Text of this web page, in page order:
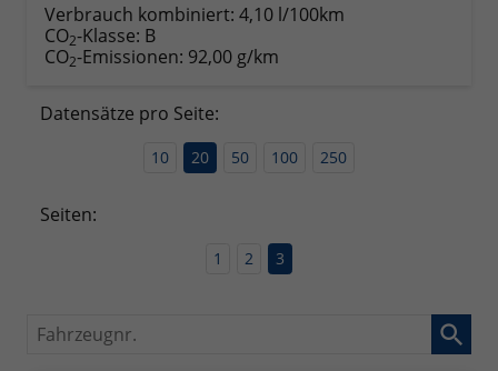
Verbrauch kombiniert: 4,10 l/100km
CO2-Klasse: B
CO2-Emissionen: 92,00 g/km
Datensätze pro Seite:
10 20 50 100 250
Seiten:
1 2 3
Fahrzeugnr.